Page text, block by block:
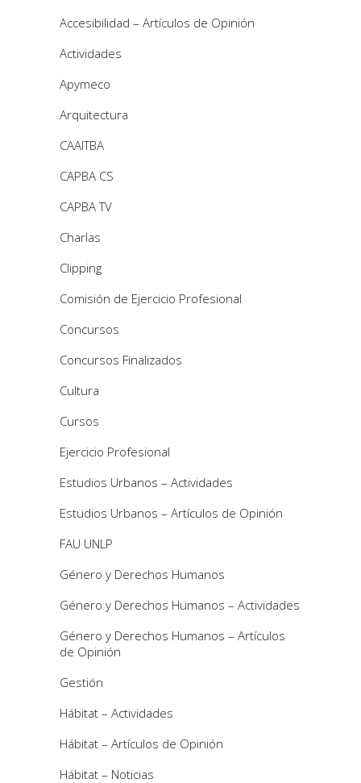
Accesibilidad – Artículos de Opinión
Actividades
Apymeco
Arquitectura
CAAITBA
CAPBA CS
CAPBA TV
Charlas
Clipping
Comisión de Ejercicio Profesional
Concursos
Concursos Finalizados
Cultura
Cursos
Ejercicio Profesional
Estudios Urbanos – Actividades
Estudios Urbanos – Artículos de Opinión
FAU UNLP
Género y Derechos Humanos
Género y Derechos Humanos – Actividades
Género y Derechos Humanos – Artículos
de Opinión
Gestión
Hábitat – Actividades
Hábitat – Artículos de Opinión
Hábitat – Noticias